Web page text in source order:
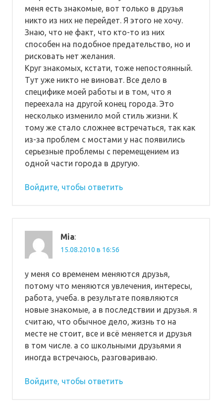
меня есть знакомые, вот только в друзья
никто из них не перейдет. Я этого не хочу.
Знаю, что не факт, что кто-то из них
способен на подобное предательство, но и
рисковать нет желания.
Круг знакомых, кстати, тоже непостоянный.
Тут уже никто не виноват. Все дело в
специфике моей работы и в том, что я
переехала на другой конец города. Это
несколько изменило мой стиль жизни. К
тому же стало сложнее встречаться, так как
из-за проблем с мостами у нас появились
серьезные проблемы с перемещением из
одной части города в другую.
Войдите, чтобы ответить
Mia:
15.08.2010 в 16:56
у меня со временем меняются друзья,
потому что меняются увлечения, интересы,
работа, учеба. в результате появляются
новые знакомые, а в последствии и друзья. я
считаю, что обычное дело, жизнь то на
месте не стоит, все и всё меняется и друзья
в том числе. а со школьными друзьями я
иногда встречаюсь, разговариваю.
Войдите, чтобы ответить